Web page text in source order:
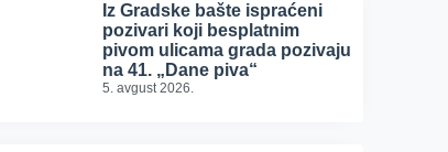
Iz Gradske bašte ispraćeni
pozivari koji besplatnim
pivom ulicama grada pozivaju
na 41. „Dane piva“
5. avgust 2026.